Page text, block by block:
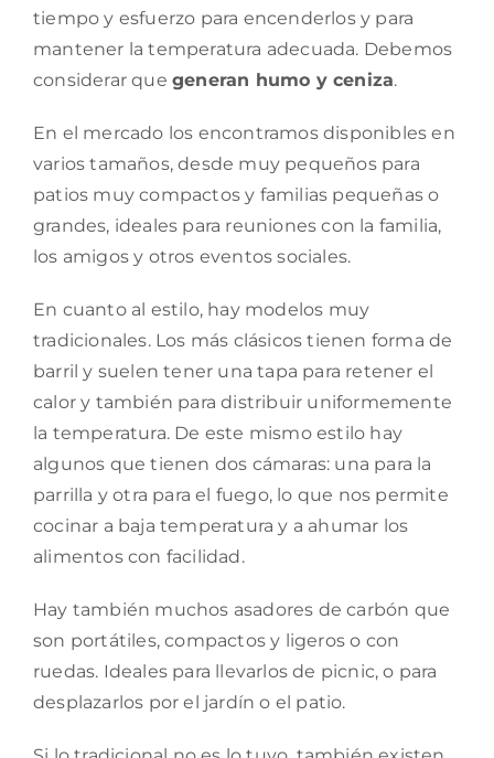
tiempo y esfuerzo para encenderlos y para
mantener la temperatura adecuada. Debemos
considerar que generan humo y ceniza.
En el mercado los encontramos disponibles en
varios tamaños, desde muy pequeños para
patios muy compactos y familias pequeñas o
grandes, ideales para reuniones con la familia,
los amigos y otros eventos sociales.
En cuanto al estilo, hay modelos muy
tradicionales. Los más clásicos tienen forma de
barril y suelen tener una tapa para retener el
calor y también para distribuir uniformemente
la temperatura. De este mismo estilo hay
algunos que tienen dos cámaras: una para la
parrilla y otra para el fuego, lo que nos permite
cocinar a baja temperatura y a ahumar los
alimentos con facilidad.
Hay también muchos asadores de carbón que
son portátiles, compactos y ligeros o con
ruedas. Ideales para llevarlos de picnic, o para
desplazarlos por el jardín o el patio.